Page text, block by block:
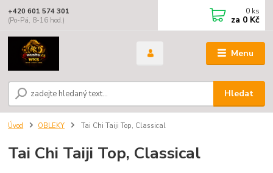
Menu
Hledat
+420 601 574 301
(Po-Pá, 8-16 hod.)
0 ks
za 0 Kč
Úvod OBLEKY Tai Chi Taiji Top, Classical
Tai Chi Taiji Top, Classical